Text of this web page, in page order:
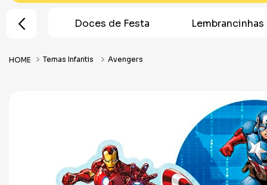
Festa Lembrancinhas Topos de Bolo
Temas Infantis Avengers